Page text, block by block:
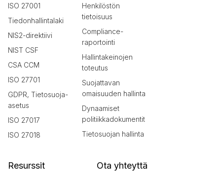
ISO 27001
Tiedonhallintalaki
NIS2-direktiivi
NIST CSF
CSA CCM
ISO 27701
GDPR, Tietosuoja-
asetus
ISO 27017
ISO 27018
Henkilöstön
tietoisuus
Compliance-
raportointi
Hallintakeinojen
toteutus
Suojattavan
omaisuuden hallinta
Dynaamiset
politiikkadokumentit
Tietosuojan hallinta
Resurssit Ota yhteyttä